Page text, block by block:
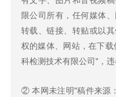
限公司所有，任何媒体
转载、链接、转贴或以
权的媒体、网站，在下
科检测技术有限公司"，
② 本网未注明"稿件来源